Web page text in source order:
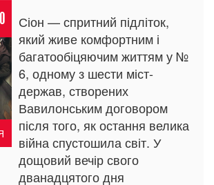
Сіон — спритний підліток,
який живе комфортним і
багатообіцяючим життям у №
6, одному з шести міст-
держав, створених
Вавилонським договором
після того, як остання велика
війна спустошила світ. У
дощовий вечір свого
дванадцятого дня